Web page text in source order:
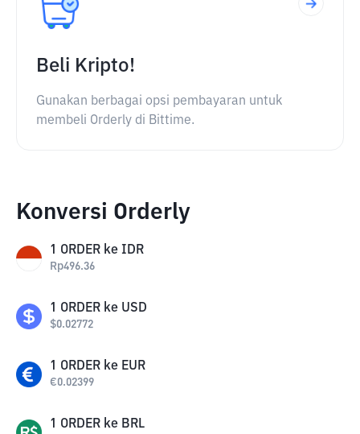
Beli Kripto!
Gunakan berbagai opsi pembayaran untuk
membeli Orderly di Bittime.
Konversi Orderly
1 ORDER ke IDR
Rp496.36
1 ORDER ke USD
$0.02772
1 ORDER ke EUR
€0.02399
1 ORDER ke BRL